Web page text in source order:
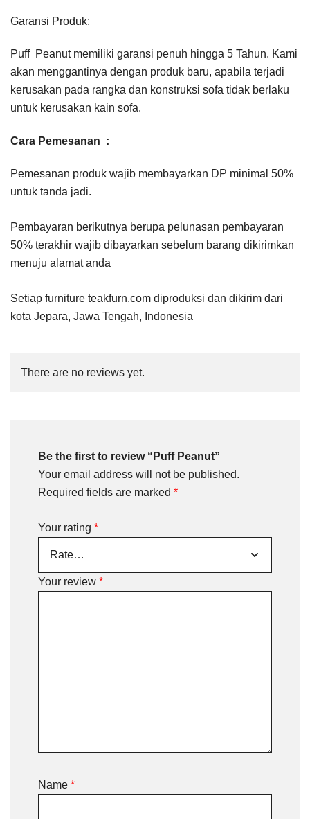
Garansi Produk:
Puff Peanut memiliki garansi penuh hingga 5 Tahun. Kami
akan menggantinya dengan produk baru, apabila terjadi
kerusakan pada rangka dan konstruksi sofa tidak berlaku
untuk kerusakan kain sofa.
Cara Pemesanan :
Pemesanan produk wajib membayarkan DP minimal 50%
untuk tanda jadi.
Pembayaran berikutnya berupa pelunasan pembayaran
50% terakhir wajib dibayarkan sebelum barang dikirimkan
menuju alamat anda
Setiap furniture teakfurn.com diproduksi dan dikirim dari
kota Jepara, Jawa Tengah, Indonesia
There are no reviews yet.
Be the first to review “Puff Peanut”
Your email address will not be published.
Required fields are marked *
Your rating *
Your review *
Name *